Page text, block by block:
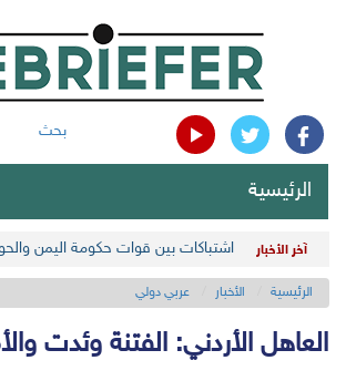
بحث
الرئيسية
آخر الأخبار اشتباكات بين قوات حكومة اليمن
الرئيسية الأخبار عربي دولي
العاهل الأردني: الفتنة وئدت